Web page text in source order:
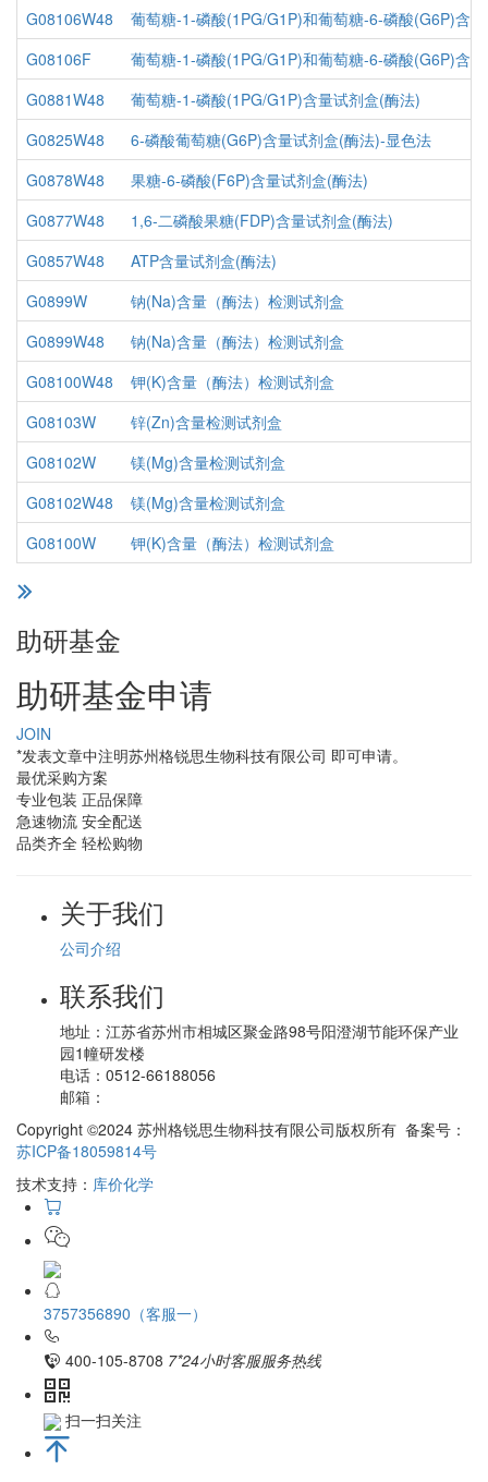
G08106W48
葡萄糖-1-磷酸(1PG/G1P)和葡萄糖-6-磷酸(G6P)含
G08106F
葡萄糖-1-磷酸(1PG/G1P)和葡萄糖-6-磷酸(G6P)含
G0881W48
葡萄糖-1-磷酸(1PG/G1P)含量试剂盒(酶法)
G0825W48
6-磷酸葡萄糖(G6P)含量试剂盒(酶法)-显色法
G0878W48
果糖-6-磷酸(F6P)含量试剂盒(酶法)
G0877W48
1,6-二磷酸果糖(FDP)含量试剂盒(酶法)
G0857W48
ATP含量试剂盒(酶法)
G0899W
钠(Na)含量（酶法）检测试剂盒
G0899W48
钠(Na)含量（酶法）检测试剂盒
G08100W48
钾(K)含量（酶法）检测试剂盒
G08103W
锌(Zn)含量检测试剂盒
G08102W
镁(Mg)含量检测试剂盒
G08102W48
镁(Mg)含量检测试剂盒
G08100W
钾(K)含量（酶法）检测试剂盒
助研基金
助研基金申请
JOIN
*发表文章中注明苏州格锐思生物科技有限公司 即可申请。
最优采购方案
专业包装 正品保障
急速物流 安全配送
品类齐全 轻松购物
关于我们
公司介绍
联系我们
地址： 江苏省苏州市相城区聚金路98号阳澄湖节能环保产业
园1幢研发楼
电话： 0512-66188056
邮箱：
Copyright ©2024 苏州格锐思生物科技有限公司版权所有 备案号：
苏ICP备18059814号
技术支持： 库价化学
3757356890（客服一）
400-105-8708 7*24小时客服服务热线
扫一扫关注